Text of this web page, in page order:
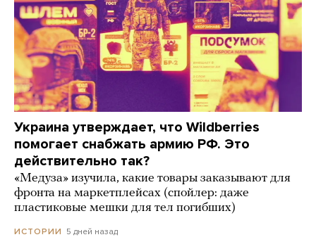
Украина утверждает, что Wildberries
помогает снабжать армию РФ. Это
действительно так?
«Медуза» изучила, какие товары заказывают для
фронта на маркетплейсах (спойлер: даже
пластиковые мешки для тел погибших)
ИСТОРИИ 5 дней назад